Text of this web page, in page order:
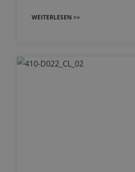
WEITERLESEN >>